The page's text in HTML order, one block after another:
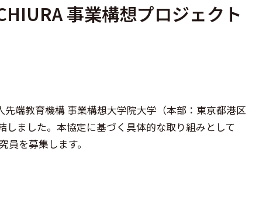
事業構想プロジェクト
端教育機構 事業構想大学院大学（本部：東京都港区
ました。本協定に基づく具体的な取り組みとして
員を募集します。